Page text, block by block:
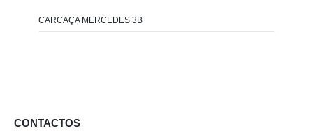
CARCAÇA MERCEDES 3B
CONTACTOS